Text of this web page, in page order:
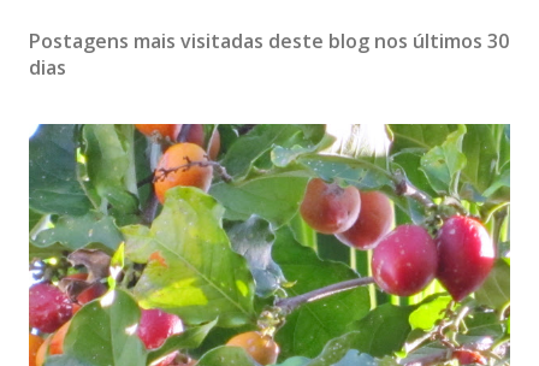
Postagens mais visitadas deste blog nos últimos 30
dias